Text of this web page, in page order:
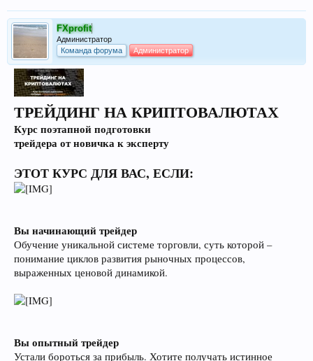
FXprofit
Администратор
Команда форума
Администратор
ТРЕЙДИНГ НА КРИПТОВАЛЮТАХ
Курс поэтапной подготовки
трейдера от новичка к эксперту
ЭТОТ КУРС ДЛЯ ВАС, ЕСЛИ:
Вы начинающий трейдер
Обучение уникальной системе торговли, суть которой –
понимание циклов развития рыночных процессов,
выраженных ценовой динамикой.
Вы опытный трейдер
Устали бороться за прибыль. Хотите получать истинное